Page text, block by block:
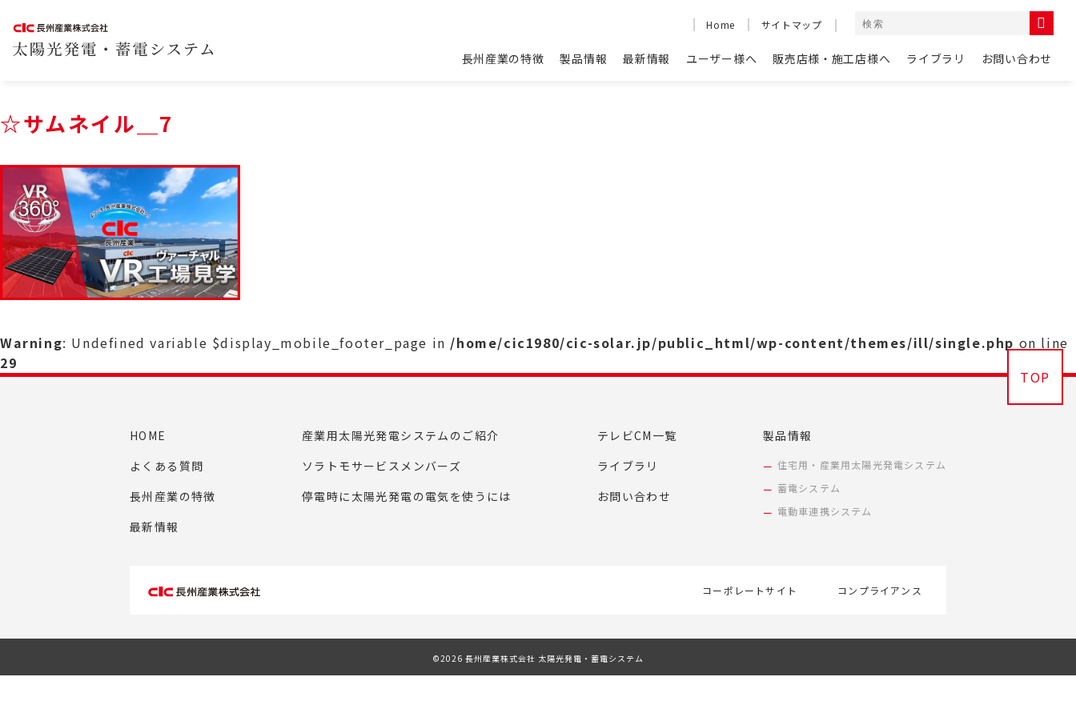
Home サイトマップ
長州産業の特徴 製品情報 最新情報 ユーザー様へ 販売店様・施工店様へ ライブラリ お問い合わせ
☆サムネイル＿7
Warning: Undefined variable $display_mobile_footer_page in /home/cic1980/cic-solar.jp/public_html/wp-content/themes/ill/single.php on line
29
TOP
HOME
よくある質問
長州産業の特徴
最新情報
産業用太陽光発電システムのご紹介
ソラトモサービスメンバーズ
停電時に太陽光発電の電気を使うには
テレビCM一覧
ライブラリ
お問い合わせ
製品情報
住宅用・産業用太陽光発電システム
蓄電システム
電動車連携システム
コーポレートサイト コンプライアンス
©2026 長州産業株式会社 太陽光発電・蓄電システム